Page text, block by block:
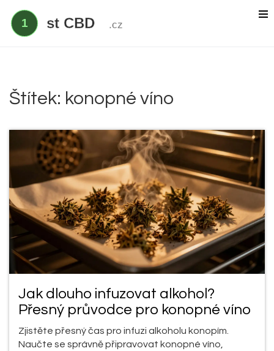
CBD účinek
Štítek: konopné víno
Jak dlouho infuzovat alkohol?
Přesný průvodce pro konopné víno
Zjistěte přesný čas pro infuzi alkoholu konopím.
Naučte se správně připravovat konopné víno,